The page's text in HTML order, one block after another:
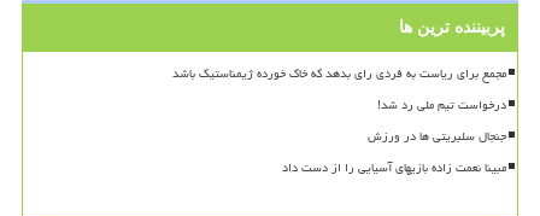
پربیننده ترین ها
مجمع برای ریاست به فردی رای بدهد که خاک خورده ژیمناستیک باشد
درخواست تیم ملی رد شد!
جنجال سلبریتی ها در ورزش
مبینا نعمت زاده بازیهای آسیایی را از دست داد